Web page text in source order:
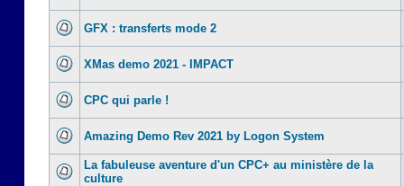
GFX : transferts mode 2
XMas demo 2021 - IMPACT
CPC qui parle !
Amazing Demo Rev 2021 by Logon System
La fabuleuse aventure d'un CPC+ au ministère de la
culture